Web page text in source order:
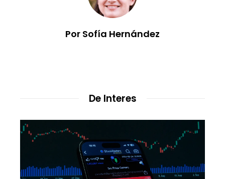
Por Sofía Hernández
De Interes